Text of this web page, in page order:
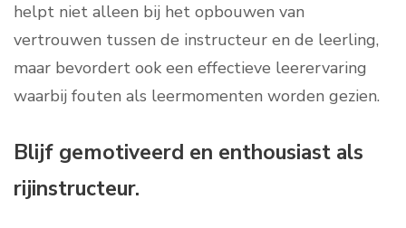
helpt niet alleen bij het opbouwen van
vertrouwen tussen de instructeur en de leerling,
maar bevordert ook een effectieve leerervaring
waarbij fouten als leermomenten worden gezien.
Blijf gemotiveerd en enthousiast als
rijinstructeur.